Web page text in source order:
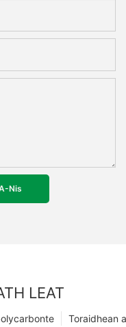
Nis
LEAT
Toraidhean